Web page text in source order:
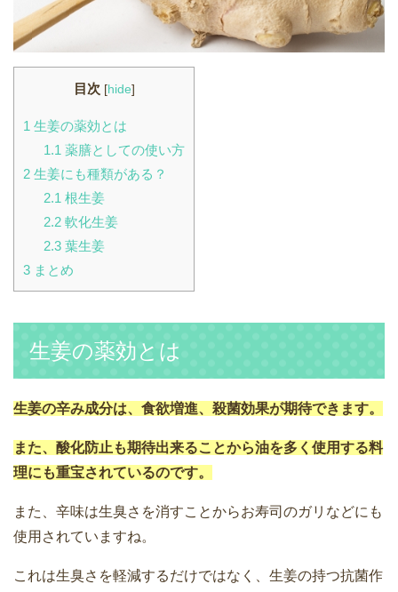
目次 [hide]
1 生姜の薬効とは
1.1薬膳としての使い方
2 生姜にも種類がある？
2.1根生姜
2.2軟化生姜
2.3葉生姜
3 まとめ
生姜の薬効とは
生姜の辛み成分は、食欲増進、殺菌効果が期待できます。
また、酸化防止も期待出来ることから油を多く使用する料
理にも重宝されているのです。
また、辛味は生臭さを消すことからお寿司のガリなどにも
使用されていますね。
これは生臭さを軽減するだけではなく、生姜の持つ抗菌作